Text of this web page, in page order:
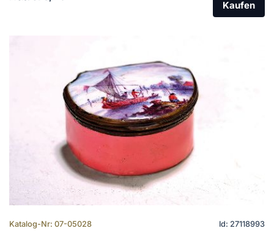
Kaufen
Katalog-Nr: 07-05028 Id: 27118993